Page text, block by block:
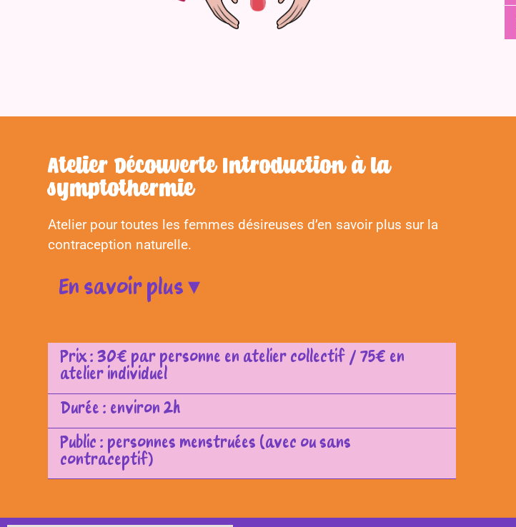
Atelier Découverte Introduction à la
symptothermie
Atelier pour toutes les femmes désireuses d’en savoir plus sur la
contraception naturelle.
En savoir plus ▾
Prix : 30€ par personne en atelier collectif / 75€ en
atelier individuel
Durée : environ 2h
Public : personnes menstruées (avec ou sans
contraceptif)